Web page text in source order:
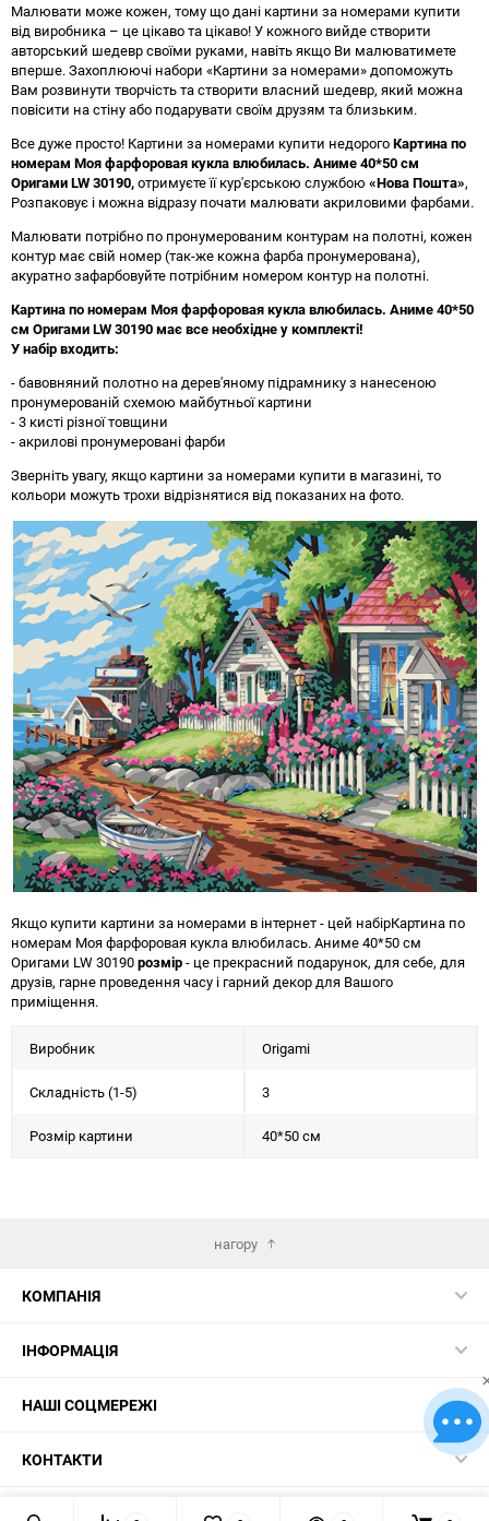
Малювати може кожен, тому що дані картини за номерами купити
від виробника – це цікаво та цікаво! У кожного вийде створити
авторський шедевр своїми руками, навіть якщо Ви малюватимете
вперше. Захоплюючі набори «Картини за номерами» допоможуть
Вам розвинути творчість та створити власний шедевр, який можна
повісити на стіну або подарувати своїм друзям та близьким.
Все дуже просто! Картини за номерами купити недорогоКартина по
номерам Моя фарфоровая кукла влюбилась. Аниме 40*50 см
Оригами LW 30190,отримуєте її кур'єрською службою «Нова Пошта»,
Розпаковує і можна відразу почати малювати акриловими фарбами.
Малювати потрібно по пронумерованим контурам на полотні, кожен
контур має свій номер (так-же кожна фарба пронумерована),
акуратно зафарбовуйте потрібним номером контур на полотні.
Картина по номерам Моя фарфоровая кукла влюбилась. Аниме 40*50
см Оригами LW 30190 має все необхідне у комплекті!
У набір входить:
- бавовняний полотно на дерев'яному підрамнику з нанесеною
пронумерованій схемою майбутньої картини
- 3 кисті різної товщини
- акрилові пронумеровані фарби
Зверніть увагу, якщо картини за номерами купити в магазині, то
кольори можуть трохи відрізнятися від показаних на фото.
Якщо купити картини за номерами в інтернет - цей набірКартина по
номерам Моя фарфоровая кукла влюбилась. Аниме 40*50 см
Оригами LW 30190розмір- це прекрасний подарунок, для себе, для
друзів, гарне проведення часу і гарний декор для Вашого
приміщення.
Виробник Origami
Складність (1-5) 3
Розмір картини 40*50 см
нагору
КОМПАНІЯ
ІНФОРМАЦІЯ
НАШІ СОЦМЕРЕЖІ
КОНТАКТИ
© 2026 Картини за номерами – найкращий вибір в Україні!